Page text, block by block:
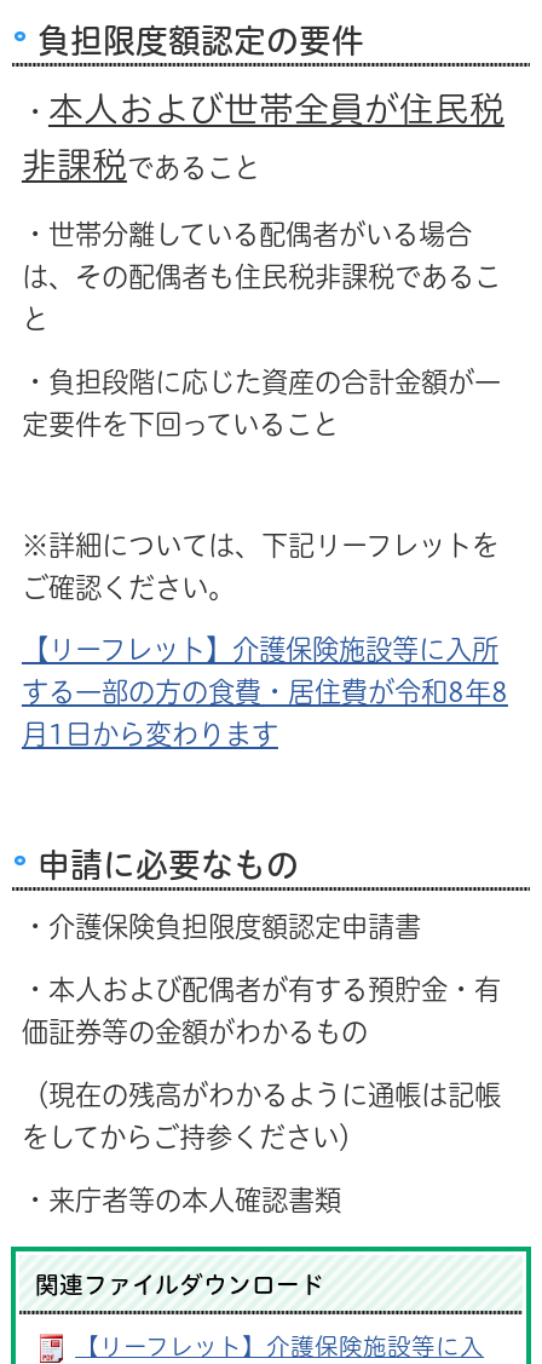
負担限度額認定の要件
・ 本人および世帯全員が住民税
非課税であること
・世帯分離している配偶者がいる場合
は、その配偶者も住民税非課税であるこ
と
・負担段階に応じた資産の合計金額が一
定要件を下回っていること
※詳細については、下記リーフレットを
ご確認ください。
【リーフレット】介護保険施設等に入所
する一部の方の食費・居住費が令和8年8
月1日から変わります
申請に必要なもの
・介護保険負担限度額認定申請書
・本人および配偶者が有する預貯金・有
価証券等の金額がわかるもの
（現在の残高がわかるように通帳は記帳
をしてからご持参ください）
・来庁者等の本人確認書類
関連ファイルダウンロード
【リーフレット】介護保険施設等に入